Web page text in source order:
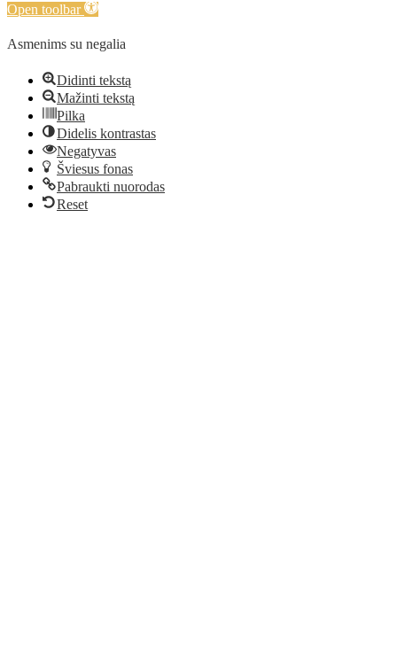
Open toolbar
Asmenims su negalia
Didinti tekstą
Mažinti tekstą
Pilka
Didelis kontrastas
Negatyvas
Šviesus fonas
Pabraukti nuorodas
Reset